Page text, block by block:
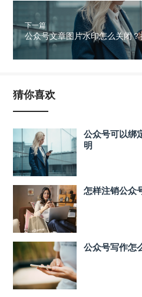
下一篇
公众号文章图片水印怎么关闭
猜你喜欢
公众号可以绑
明
怎样注销公众
公众号写作怎